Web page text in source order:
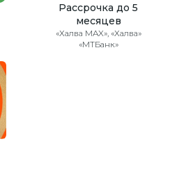
Рассрочка до 5
месяцев
«Халва MAX», «Халва»
«МТБанк»